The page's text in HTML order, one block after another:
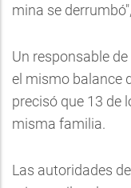
mina se
Un responsable
el mismo balance
precisó que 13 de
misma familia.
Las autoridades